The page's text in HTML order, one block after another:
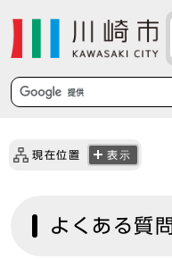
現在位置 表示
よくある質